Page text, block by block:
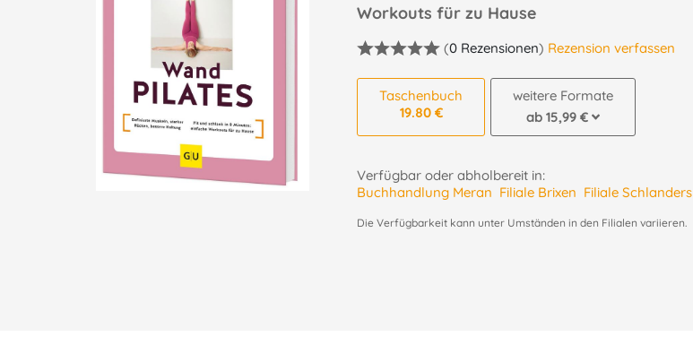
Workouts für zu Hause
(0 Rezensionen) Rezension verfassen
Taschenbuch
19.80 €
weitere Formate
ab 15,99 €
Verfügbar oder abholbereit in:
Buchhandlung Meran Filiale Brixen Filiale Schlanders
Die Verfügbarkeit kann unter Umständen in den Filialen variieren.